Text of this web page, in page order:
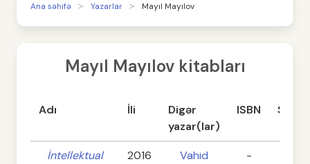
Ana səhifə Yazarlar Mayıl Mayılov
Mayıl Mayılov kitabları
Adı İli
Digər
yazar(lar)
ISBN Səhifə
İntellektual
2016
Vahid
-